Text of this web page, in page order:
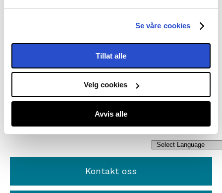
Se våre cookies
Tillat alle
Velg cookies
Avvis alle
du det lettvint, har vi i tillegg flere forslag for
Her finner du all info du trenger for å forberede
deg til en langsom reise Mjøsa rundt.
Kontakt oss